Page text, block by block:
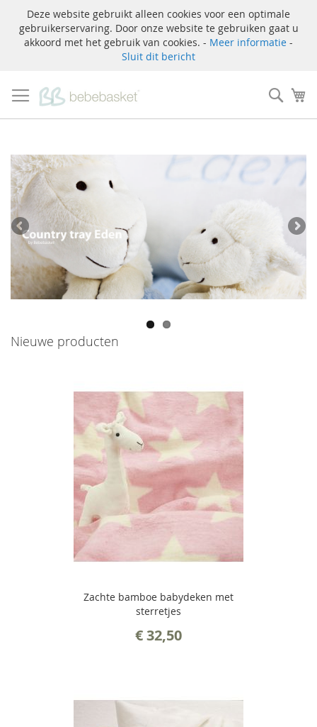
Deze website gebruikt alleen cookies voor een optimale
gebruikerservaring. Door onze website te gebruiken gaat u
akkoord met het gebruik van cookies. - Meer informatie -
Sluit dit bericht
naar
de
inhoud
Zoek
Nieuwe producten
Zachte bamboe babydeken met
sterretjes
€ 32,50